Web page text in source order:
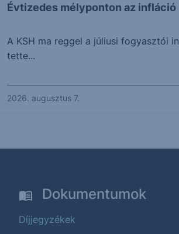
Évtizedes mélyponton az infláció
A KSH ma reggel a júliusi fogyasztói
tette...
2026. augusztus 7.
Dokumentumok
Díjjegyzékek